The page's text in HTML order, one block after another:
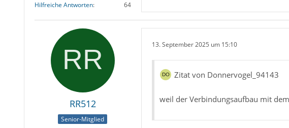
Hilfreiche Antworten
64
RR512
Senior-Mitglied
13. September 2025 um 15:10
Zitat von Donnervogel_94143
weil der Verbindungsaufbau mit